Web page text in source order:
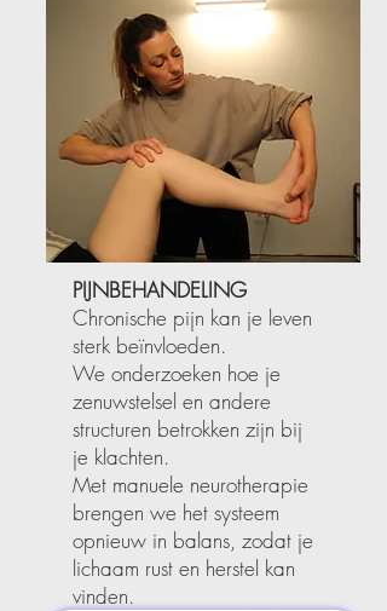
PIJNBEHANDELING
Chronische pijn kan je leven
sterk beïnvloeden.
We onderzoeken hoe je
zenuwstelsel en andere
structuren betrokken zijn bij
je klachten.
Met manuele neurotherapie
brengen we het systeem
opnieuw in balans, zodat je
lichaam rust en herstel kan
vinden.